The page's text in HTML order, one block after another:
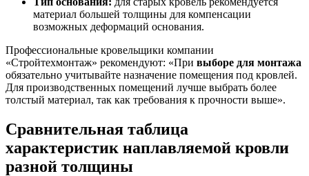
материал большей толщины для компенсации
возможных деформаций основания.
Профессиональные кровельщики компании
«Стройтехмонтаж» рекомендуют: «При выборе для монтажа
обязательно учитывайте назначение помещения под кровлей.
Для производственных помещений лучше выбрать более
толстый материал, так как требования к прочности выше».
Сравнительная таблица
характеристик наплавляемой кровли
разной толщины